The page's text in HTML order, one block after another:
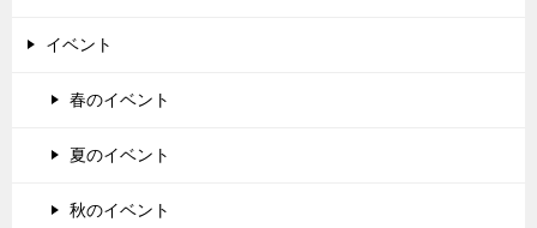
イベント
春のイベント
夏のイベント
秋のイベント